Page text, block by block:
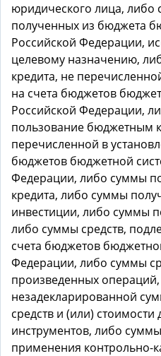
юридического лица, либо
полученных из бюджета
Российской Федерации,
целевому назначению,
кредита, не
на счета бюджетов
Российской Федерации,
пользование бюджетным
перечисленной в
бюджетов бюджетной
Федерации, либо суммы
кредита, либо суммы
инвестиции, либо суммы
либо суммы средств,
счета бюджетов
Федерации, либо суммы
произведенных
незадекларированной
средств и (или)
инструментов, либо
применения контрольно-